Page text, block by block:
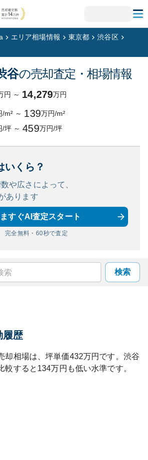
エリア相場情報 東京都
渋谷区
谷の売却査定・相場情報
円 ～ 14,279万円
/m² ～ 139万円/m²
/坪 ～ 459万円/坪
いくら？
や広さによって、
あります
すぐAI査定スタート
完全無料・60秒で査定
検索
履歴
却相場は、坪単価432万円です。 渋谷
較すると 134万円も低い水準です。